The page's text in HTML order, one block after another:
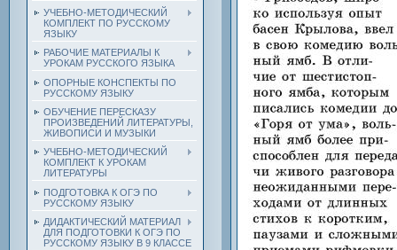
УЧЕБНО-МЕТОДИЧЕСКИЙ
КОМПЛЕКТ ПО РУССКОМУ
ЯЗЫКУ
РАБОЧИЕ МАТЕРИАЛЫ К
УРОКАМ РУССКОГО ЯЗЫКА
ОПОРНЫЕ КОНСПЕКТЫ ПО
РУССКОМУ ЯЗЫКУ
ОБУЧЕНИЕ ПЕРЕСКАЗУ
ПРОИЗВЕДЕНИЙ ЛИТЕРАТУРЫ,
ЖИВОПИСИ И МУЗЫКИ
УЧЕБНО-МЕТОДИЧЕСКИЙ
КОМПЛЕКТ К УРОКАМ
ЛИТЕРАТУРЫ
ПОДГОТОВКА К ОГЭ ПО
РУССКОМУ ЯЗЫКУ
ДИДАКТИЧЕСКИЙ МАТЕРИАЛ
ДЛЯ ПОДГОТОВКИ К ОГЭ ПО
РУССКОМУ ЯЗЫКУ В 9 КЛАССЕ